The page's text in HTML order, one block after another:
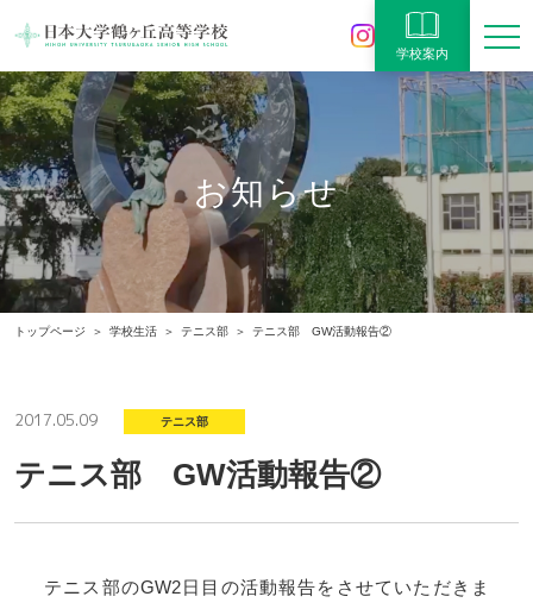
学校案内
お知らせ
トップページ 学校生活 テニス部 テニス部 GW活動報告②
2017.05.09 テニス部
テニス部 GW活動報告②
テニス部のGW2日目の活動報告をさせていただきま